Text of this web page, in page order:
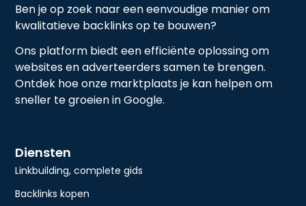
Ben je op zoek naar een eenvoudige manier om
kwalitatieve backlinks op te bouwen?
Ons platform biedt een efficiënte oplossing om
websites en adverteerders samen te brengen.
Ontdek hoe onze marktplaats je kan helpen om
sneller te groeien in Google.
Diensten
Linkbuilding, complete gids
Backlinks kopen